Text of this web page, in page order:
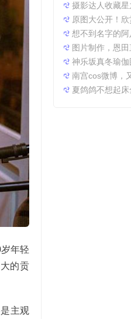
年轻
的贡
主观
摄影达人收藏星之迟迟写真集
原图大公开！欣赏神楽
想不到名字的阿八无下限cos作
图片制作，恩
神乐坂真冬瑜伽图
南宫cos微博，又来更新了
夏鸽鸽不想起床全套